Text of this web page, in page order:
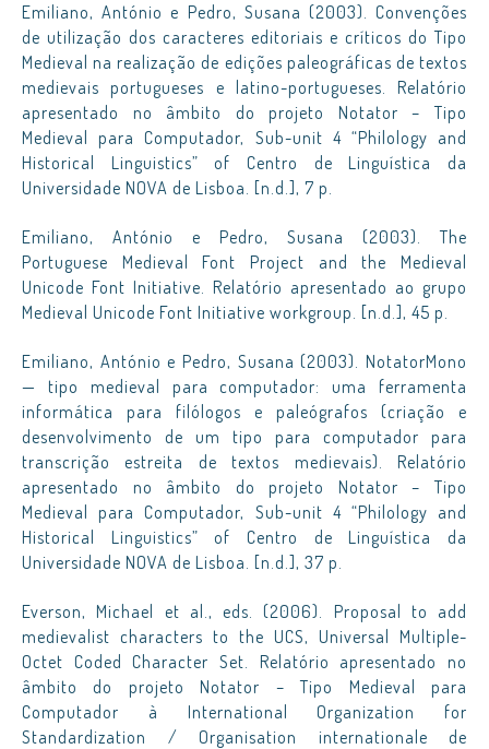
Emiliano, António e Pedro, Susana (2003). Convenções
de utilização dos caracteres editoriais e críticos do Tipo
Medieval na realização de edições paleográficas de textos
medievais portugueses e latino-portugueses. Relatório
apresentado no âmbito do projeto Notator – Tipo
Medieval para Computador, Sub-unit 4 “Philology and
Historical Linguistics” of Centro de Linguística da
Universidade NOVA de Lisboa. [n.d.], 7 p.
Emiliano, António e Pedro, Susana (2003). The
Portuguese Medieval Font Project and the Medieval
Unicode Font Initiative. Relatório apresentado ao grupo
Medieval Unicode Font Initiative workgroup. [n.d.], 45 p.
Emiliano, António e Pedro, Susana (2003). NotatorMono
— tipo medieval para computador: uma ferramenta
informática para filólogos e paleógrafos (criação e
desenvolvimento de um tipo para computador para
transcrição estreita de textos medievais). Relatório
apresentado no âmbito do projeto Notator – Tipo
Medieval para Computador, Sub-unit 4 “Philology and
Historical Linguistics” of Centro de Linguística da
Universidade NOVA de Lisboa. [n.d.], 37 p.
Everson, Michael et al., eds. (2006). Proposal to add
medievalist characters to the UCS, Universal Multiple-
Octet Coded Character Set. Relatório apresentado no
âmbito do projeto Notator – Tipo Medieval para
Computador à International Organization for
Standardization / Organisation internationale de